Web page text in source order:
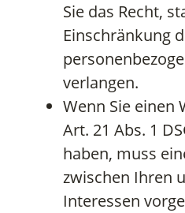
Sie das Recht,
Einschränkung
verlangen.
Wenn Sie einen
Art. 21 Abs. 1
haben, muss
zwischen Ihren
Interessen